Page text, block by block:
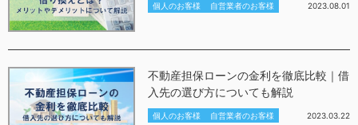
個人のお客様 自営業者のお客様 2023.08.01
不動産担保ローンの金利を徹底比較｜借
入先の選び方についても解説
個人のお客様 自営業者のお客様 2023.03.22